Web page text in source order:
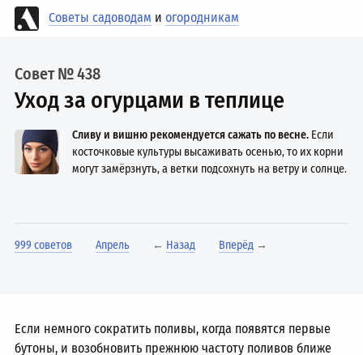
Советы садоводам иогородникам
Совет № 438
Уход за огурцами в теплице
Сливу и вишню рекомендуется сажать по весне. Если
косточковые культуры высаживать осенью, то их корни
могут замёрзнуть, а ветки подсохнуть на ветру и солнце.
999 советов Апрель ← Назад Вперёд→
Если немного сократить поливы, когда появятся первые
бутоны, и возобновить прежнюю частоту поливов ближе